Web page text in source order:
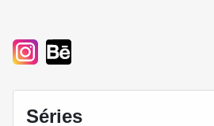
Séries